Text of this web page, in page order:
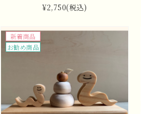
¥2,750(税込)
新着商品
お勧め商品